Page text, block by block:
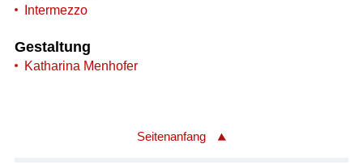
Intermezzo
Gestaltung
Katharina Menhofer
Seitenanfang